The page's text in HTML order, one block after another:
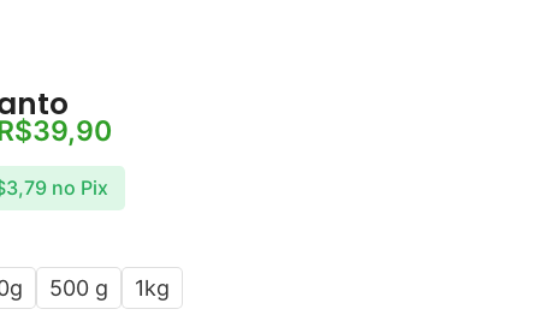
39,90
3,79 no Pix
500 g 1kg